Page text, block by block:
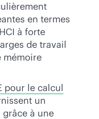
en termes
à forte
de travail
mémoire
pour le calcul
un
à une